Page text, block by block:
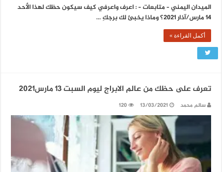
الميدان اليمني – متابعات – : اعرف واعرفي كيف سيكون حظك لهذا الأحد
14 مارس/آذار 2021؟ وماذا يخبئ لك برجكِ …
أكمل القراءة »
تعرف على حظك من عالم الابراج ليوم السبت 13 مارس2021
سالم محمد 13/03/2021
120